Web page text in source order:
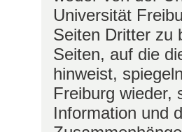
Universität
Seiten Dritter zu
Seiten, auf die
hinweist,
Freiburg wieder,
Information und